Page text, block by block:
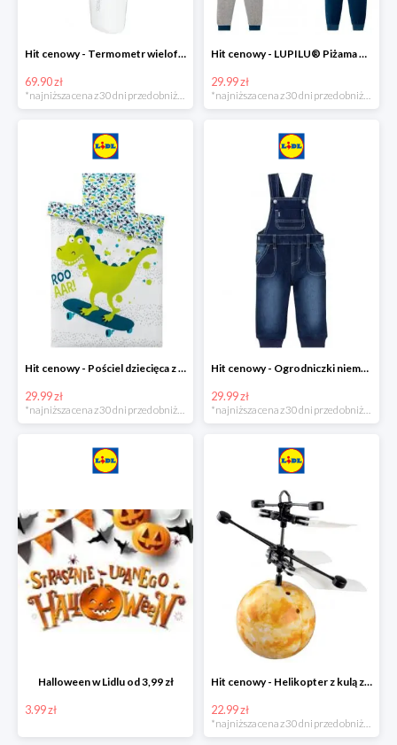
Hit cenowy - Termometr wielofunkcyjny
69.90 zł
*najniższa cena z 30 dni przed obniżką
Hit cenowy - LUPILU® Piżama welurowa chłopięca, 1 komplet
29.99 zł
*najniższa cena z 30 dni przed obniżką
Hit cenowy - Pościel dziecięca z biobawełny renforcé
29.99 zł
Hit cenowy - Ogrodniczki niemowlęce
29.99 zł
Halloween w Lidlu od 3,99 zł
3.99 zł
Hit cenowy - Helikopter z kulą z podświetleniem LED
22.99 zł
*najniższa cena z 30 dni przed obniżką